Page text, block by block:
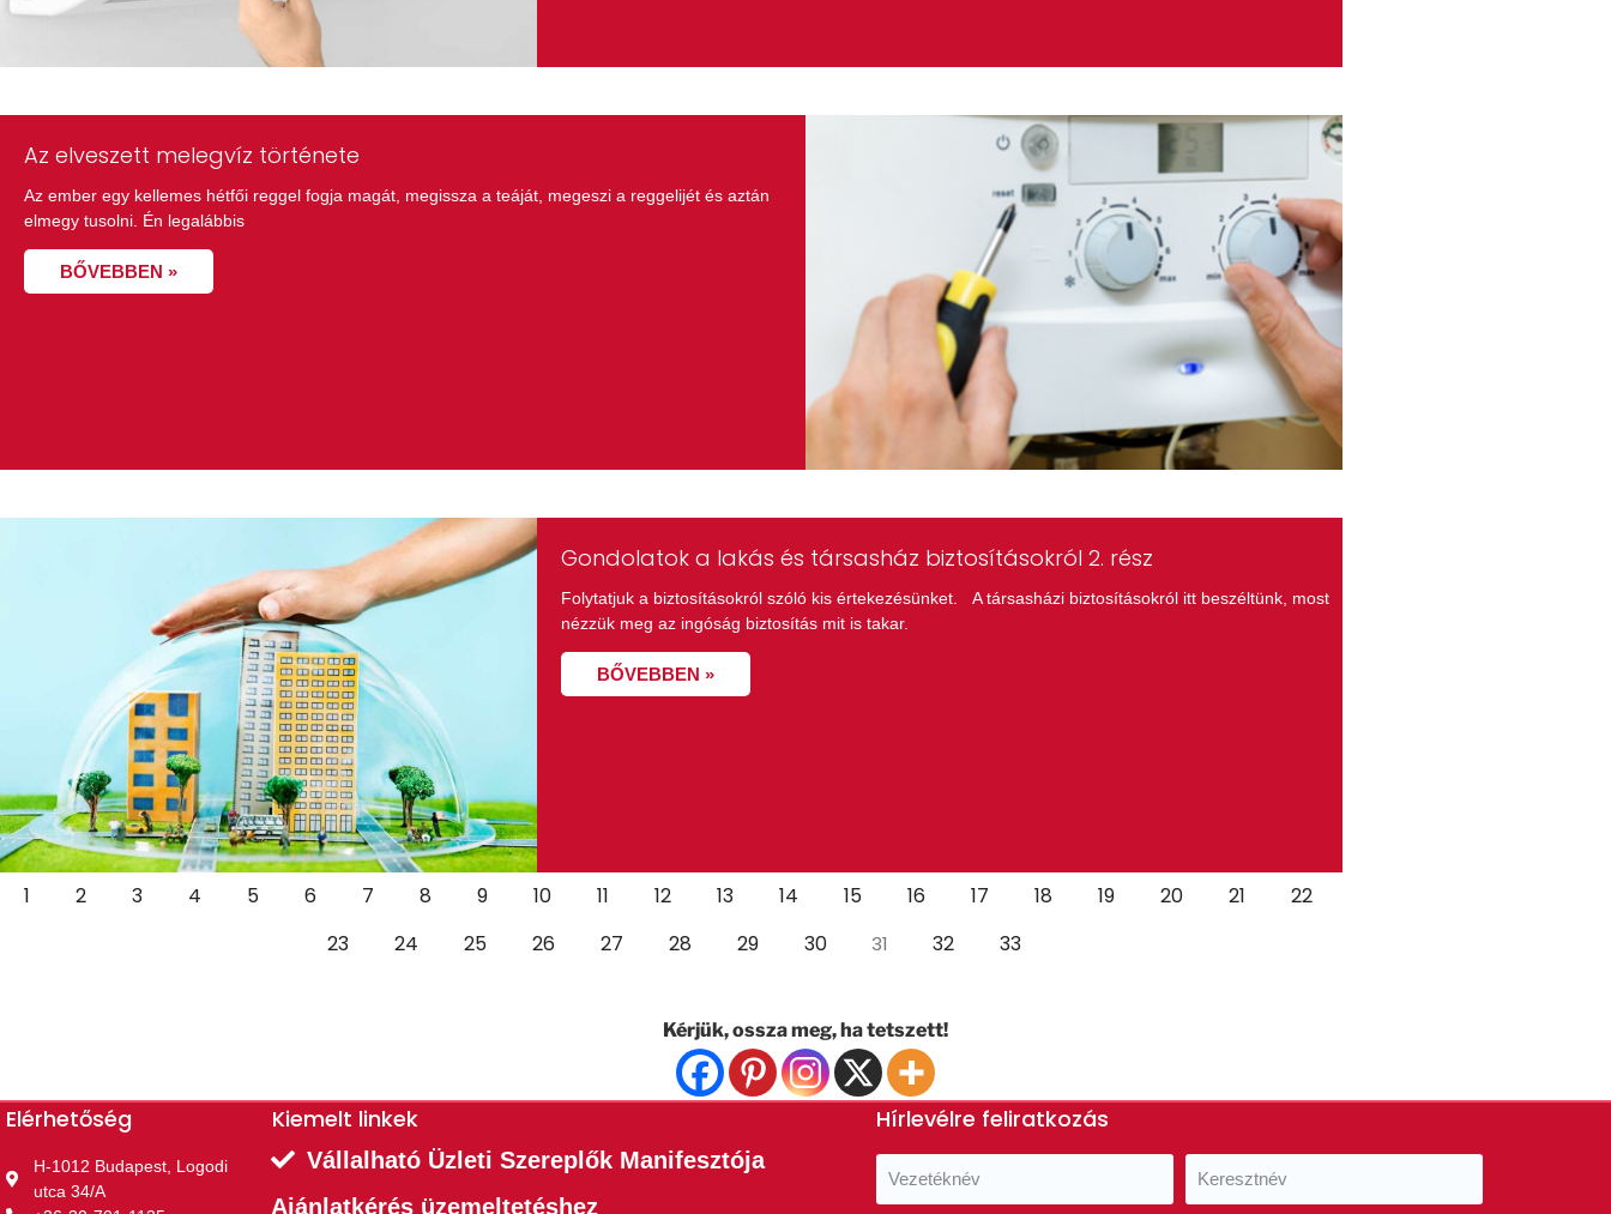
Az elveszett melegvíz története
Az ember egy kellemes hétfői reggel fogja magát, megissza a teáját, megeszi a reggelijét és aztán
elmegy tusolni. Én legalábbis
BŐVEBBEN »
Gondolatok a lakás és társasház biztosításokról 2. rész
Folytatjuk a biztosításokról szóló kis értekezésünket. A társasházi biztosításokról itt beszéltünk, most
nézzük meg az ingóság biztosítás mit is takar.
BŐVEBBEN »
1 2 3 4 5 6 7 8 9 10 11 12 13 14 15 16 17 18 19 20 21
22
23
24 25 26 27 28 29 30 31 32 33
Kérjük, ossza meg, ha tetszett!
Elérhetőség
H-1012 Budapest, Logodi
utca 34/A
Kiemelt linkek​
Vállalható Üzleti Szereplők Manifesztója
Ajánlatkérés üzemeltetéshez
Hírlevélre feliratkozás